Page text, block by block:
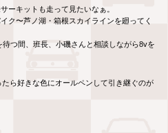
ーキットも走って見たいなぁ。
ク〜芦ノ湖・箱根スカイラインを廻ってく
つ間、班長、小磯さんと相談しながら8vを
ら好きな色にオールペンして引き継ぐのが